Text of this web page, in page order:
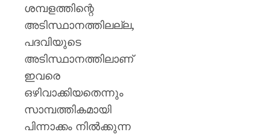
ശമ്പളത്തിന്റെ
അടിസ്ഥാനത്തിലല്ല,
പദവിയുടെ
അടിസ്ഥാനത്തിലാണ്
ഇവരെ
ഒഴിവാക്കിയതെന്നും
സാമ്പത്തികമായി
പിന്നാക്കം നിൽക്കുന്ന